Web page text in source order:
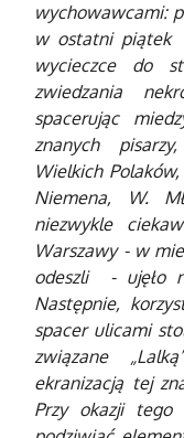
wychowawcami:
w ostatni piątek
wycieczce do
zwiedzania
spacerując
znanych pisarzy,
Wielkich
Niemena, W.
niezwykle
Warszawy - w
odeszli - ujęło
Następnie,
spacer ulicami
związane
ekranizacją tej
Przy okazji tego